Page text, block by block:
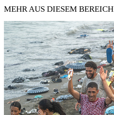
MEHR AUS DIESEM BEREICH